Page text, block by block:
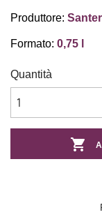
Produttore:
Formato: 0,75 l
Quantità
